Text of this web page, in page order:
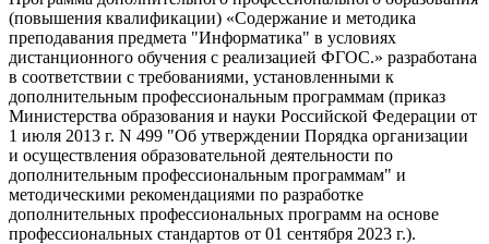
(повышения квалификации) «Содержание и методика
преподавания предмета "Информатика" в условиях
дистанционного обучения с реализацией ФГОС.» разработана
в соответствии с требованиями, установленными к
дополнительным профессиональным программам (приказ
Министерства образования и науки Российской Федерации от
1 июля 2013 г. N 499 "Об утверждении Порядка организации
и осуществления образовательной деятельности по
дополнительным профессиональным программам" и
методическими рекомендациями по разработке
дополнительных профессиональных программ на основе
профессиональных стандартов от 01 сентября 2023 г.).